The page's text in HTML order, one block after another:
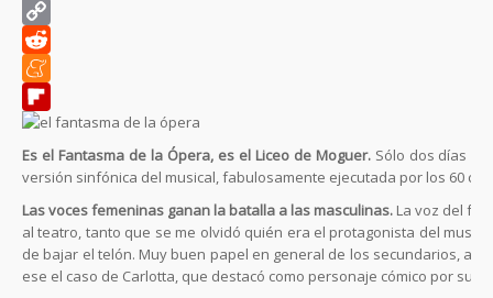
WhatsApp
Copy
Link
Reddit
Meneame
Flipboard
Es el Fantasma de la Ópera, es el Liceo de Moguer.Sólo dos días
versión sinfónica del musical, fabulosamente ejecutada por los 60
Las voces femeninas ganan la batalla a las masculinas. La voz del
al teatro, tanto que se me olvidó quién era el protagonista del
de bajar el telón. Muy buen papel en general de los secundarios,
ese el caso de Carlotta, que destacó como personaje cómico por